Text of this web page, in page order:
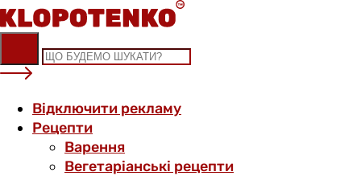
Skip
to
content
Відключити рекламу
Рецепти
Варення
Вегетаріанські рецепти